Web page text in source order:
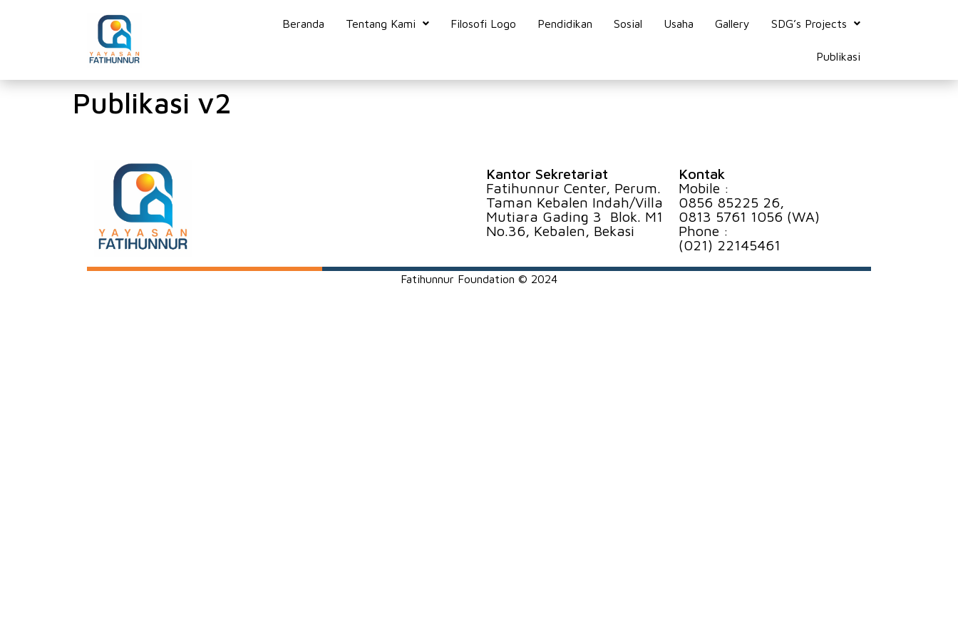
Beranda Tentang Kami Filosofi Logo Pendidikan Sosial Usaha Gallery SDG’s Projects
Publikasi
Publikasi v2
Kantor Sekretariat
Fatihunnur Center, Perum.
Taman Kebalen Indah/Villa
Mutiara Gading 3 Blok. M1
No.36, Kebalen, Bekasi
Kontak
Mobile :
0856 85225 26,
0813 5761 1056 (WA)
Phone :
(021) 22145461
Fatihunnur Foundation © 2024